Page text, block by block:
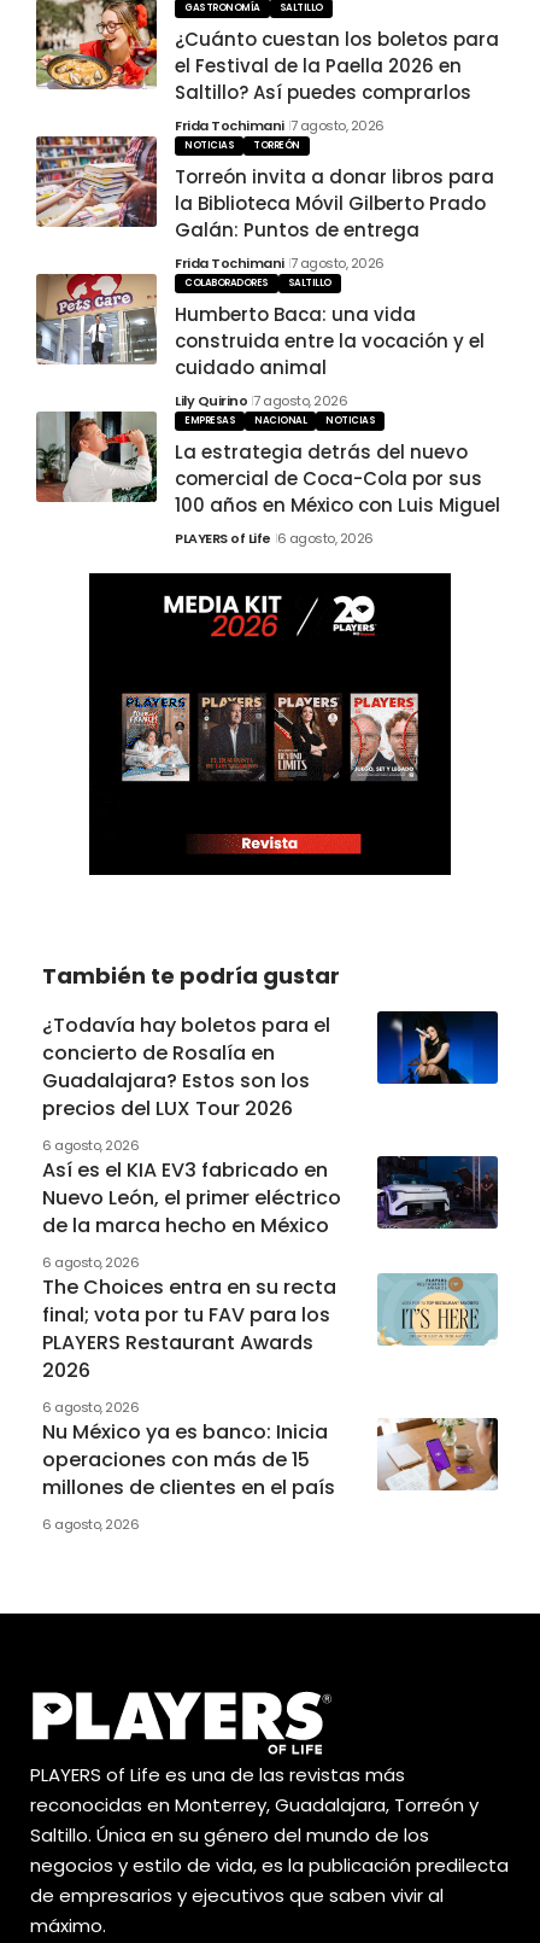
GASTRONOMÍA SALTILLO
¿Cuánto cuestan los boletos para
el Festival de la Paella 2026 en
Saltillo? Así puedes comprarlos
Frida Tochimani 7 agosto, 2026
NOTICIAS TORREÓN
Torreón invita a donar libros para
la Biblioteca Móvil Gilberto Prado
Galán: Puntos de entrega
Frida Tochimani 7 agosto, 2026
COLABORADORES SALTILLO
Humberto Baca: una vida
construida entre la vocación y el
cuidado animal
Lily Quirino 7 agosto, 2026
EMPRESAS NACIONAL NOTICIAS
La estrategia detrás del nuevo
comercial de Coca-Cola por sus
100 años en México con Luis Miguel
PLAYERS of Life 6 agosto, 2026
También te podría gustar
¿Todavía hay boletos para el
concierto de Rosalía en
Guadalajara? Estos son los
precios del LUX Tour 2026
6 agosto, 2026
Así es el KIA EV3 fabricado en
Nuevo León, el primer eléctrico
de la marca hecho en México
6 agosto, 2026
The Choices entra en su recta
final; vota por tu FAV para los
PLAYERS Restaurant Awards
2026
6 agosto, 2026
Nu México ya es banco: Inicia
operaciones con más de 15
millones de clientes en el país
6 agosto, 2026
PLAYERS of Life es una de las revistas más
reconocidas en Monterrey, Guadalajara, Torreón y
Saltillo. Única en su género del mundo de los
negocios y estilo de vida, es la publicación predilecta
de empresarios y ejecutivos que saben vivir al
máximo.